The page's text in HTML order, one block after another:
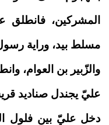
المشركين،
مسلط بيد، وراية رسول
والزّبير بن العوام،
عليّ يجندل صناديد
دخل عليّ بين فلول